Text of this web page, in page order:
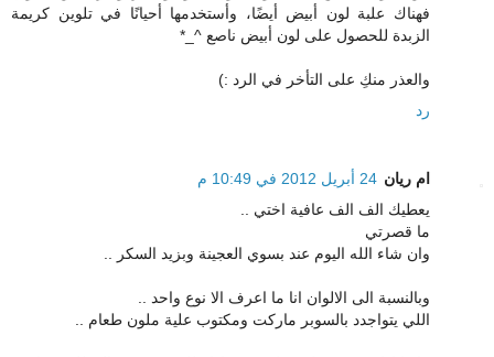
فهناك علبة لون أبيض أيضًا، وأستخدمها أحيانًا في تلوين كريمة
الزبدة للحصول على لون أبيض ناصع ^_*
والعذر منكِ على التأخر في الرد :)
رد
ام ريان 24 أبريل 2012 في 10:49 م
يعطيك الف الف عافية اختي ..
ما قصرتي
وان شاء الله اليوم عند بسوي العجينة وبزيد السكر ..
وبالنسبة الى الالوان انا ما اعرف الا نوع واحد ..
اللي يتواجدد بالسوبر ماركت ومكتوب علية ملون طعام ..